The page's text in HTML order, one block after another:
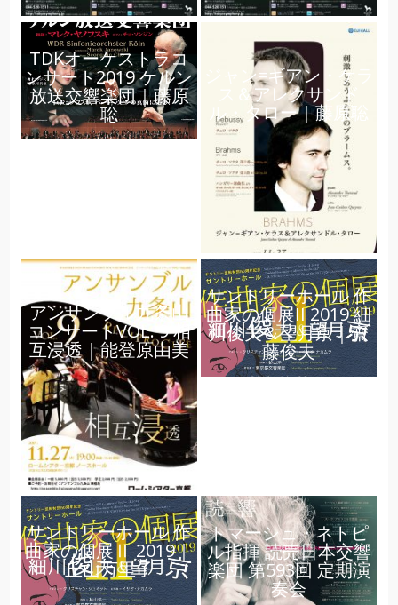
TDKオーケストラコ
ンサート2019 ケルン
放送交響楽団｜藤原
聡
ジャン=ギアン・ケラ
ス＆アレクサンド
ル・タロー｜藤原聡
アンサンブル九条山
コンサートVOL. 9 相
互浸透｜能登原由美
サントリーホール 作
曲家の個展II 2019 細
川俊夫＆望月京｜齋
藤俊夫
サントリーホール 作
曲家の個展Ⅱ 2019｜
丘山万里子
トマーシュ・ネトピ
ル指揮 読売日本交響
楽団 第593回 定期演
奏会